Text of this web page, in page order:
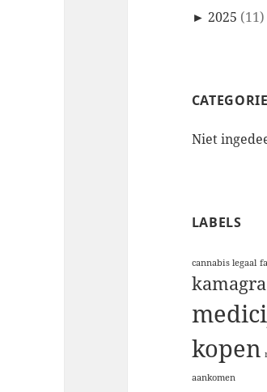
► 2025 (11)
CATEGORIE
Niet
LABELS
cannabis legaal
kopen
aankomen